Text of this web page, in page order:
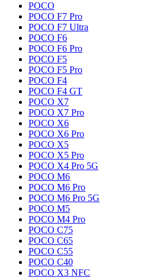
POCO
POCO F7 Pro
POCO F7 Ultra
POCO F6
POCO F6 Pro
POCO F5
POCO F5 Pro
POCO F4
POCO F4 GT
POCO X7
POCO X7 Pro
POCO X6
POCO X6 Pro
POCO X5
POCO X5 Pro
POCO X4 Pro 5G
POCO M6
POCO M6 Pro
POCO M6 Pro 5G
POCO M5
POCO M4 Pro
POCO C75
POCO C65
POCO C55
POCO C40
POCO X3 NFC